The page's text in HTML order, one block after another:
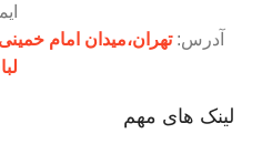
آدرس:تهران،‌میدان امام
لینک های مهم